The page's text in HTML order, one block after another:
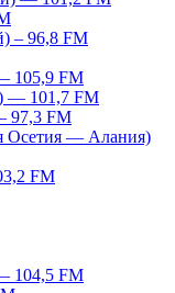
– 96,8 FM
105,9 FM
— 101,7 FM
97,3 FM
Осетия — Алания)
FM
104,5 FM